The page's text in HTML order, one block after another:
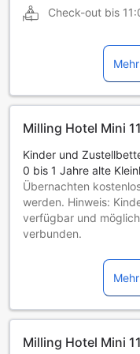
Check-out bis
Milling Hotel Mini
Kinder und
0 bis 1 Jahre alte
Übernachten
werden. Hinweis:
verfügbar und
verbunden.
Übernachtung gratis,
Gäste ab 4 Jahren
Die Verfügbarkeit
bitte der jeweiligen
Milling Hotel Mini